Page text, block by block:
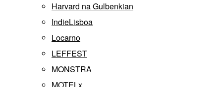
Harvard na Gulbenkian
IndieLisboa
Locarno
LEFFEST
MONSTRA